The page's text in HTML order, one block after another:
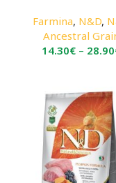
Farmina, N&D,
Ancestral
14.30€ – 28.90